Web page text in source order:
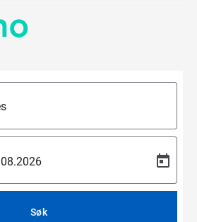
Søk